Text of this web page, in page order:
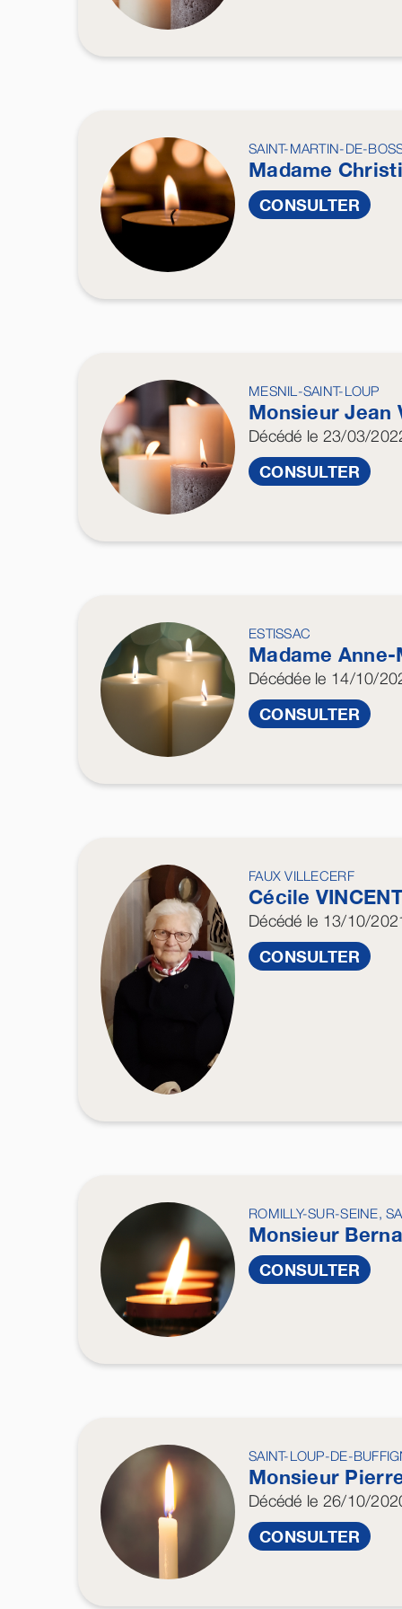
SAINT-MARTIN-DE-
Madame
CONSULTER
MESNIL-SAINT-LOUP
Monsieur Jean
Décédé le 23/03/
CONSULTER
ESTISSAC
Madame
Décédéele 14/10/
CONSULTER
FAUX VILLECERF
Cécile VINCENT
Décédé le 13/10/
CONSULTER
ROMILLY-SUR-SEINE,
Monsieur
CONSULTER
SAINT-LOUP-DE-
Monsieur
Décédé le 26/10/
CONSULTER